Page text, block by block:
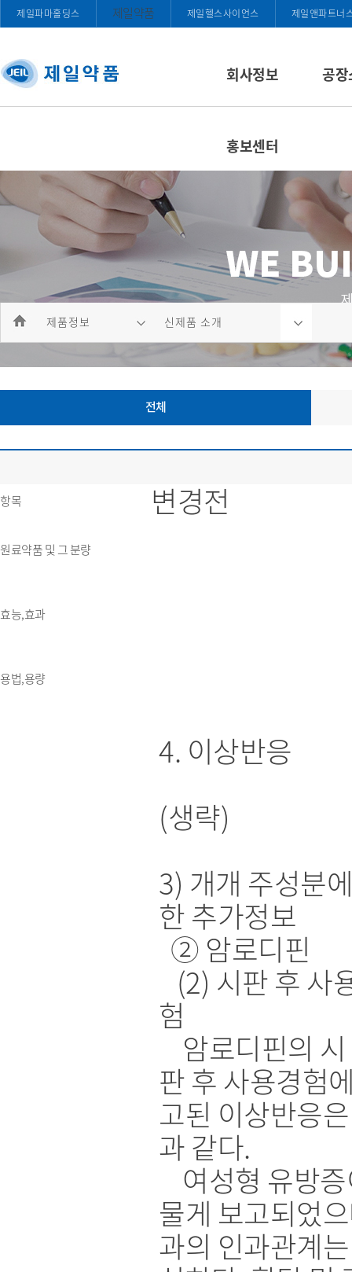
제일파마홀딩스 제일약품 제일헬스사이언스 제일앤파트너
회사정보 공
홍보센터
제품정보 신제품 소개
전체
항목 변경전
원료약품 및 그 분량
효능,효과
용법,용량
4. 이상반응
(생략)
3) 개개 주성분
한 추가정보
② 암로디핀
(2) 시판 후 사
험
암로디핀의 시
판 후 사용경험
고된 이상반응
과 같다.
여성형 유방
물게 보고되었
과의 인과관계